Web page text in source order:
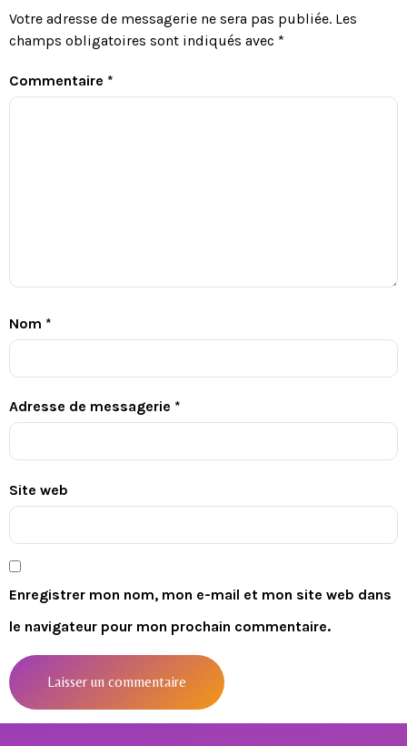
Votre adresse de messagerie ne sera pas publiée. Les
champs obligatoires sont indiqués avec *
Commentaire *
Nom *
Adresse de messagerie *
Site web
Enregistrer mon nom, mon e-mail et mon site web dans
le navigateur pour mon prochain commentaire.